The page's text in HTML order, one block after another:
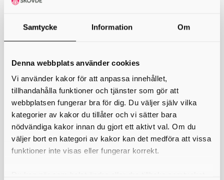
Samtycke Information Om
Denna webbplats använder cookies
Vi använder kakor för att anpassa innehållet,
tillhandahålla funktioner och tjänster som gör att
webbplatsen fungerar bra för dig. Du väljer själv vilka
kategorier av kakor du tillåter och vi sätter bara
nödvändiga kakor innan du gjort ett aktivt val. Om du
väljer bort en kategori av kakor kan det medföra att vissa
funktioner inte visas eller fungerar korrekt.
Telefon
*Meddelande